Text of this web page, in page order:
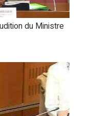
du Ministre